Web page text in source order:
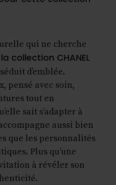
qui ne cherche
la collection CHANEL
séduit d’emblée.
pensé avec soin,
tout en
sait s’adapter à
aussi bien
que les personnalités
Plus qu’une
à révéler son